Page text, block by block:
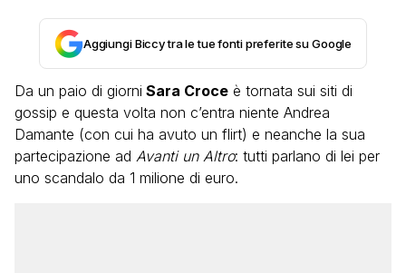
Aggiungi Biccy tra le tue fonti preferite su Google
Da un paio di giorni Sara Croce è tornata sui siti di
gossip e questa volta non c’entra niente Andrea
Damante (con cui ha avuto un flirt) e neanche la sua
partecipazione ad Avanti un Altro: tutti parlano di lei per
uno scandalo da 1 milione di euro.